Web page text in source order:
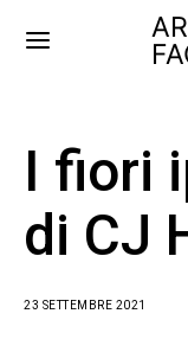
I fiori
di CJ
23 SETTEMBRE 2021